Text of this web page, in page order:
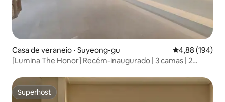
Casa de veraneio ⋅ Suyeong-gu 4,88 de uma
4,88 (194)
[Lumina The Honor] Recém-inaugurado | 3 camas | 2
Higienização completa
Superhost
Superhost